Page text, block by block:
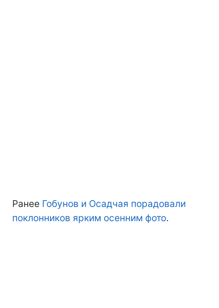
Ранее Гобунов и Осадчая порадовали
поклонников ярким осенним фото.